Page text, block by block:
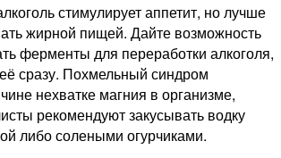
стимулирует аппетит, но лучше
жирной пищей. Дайте возможность
ферменты для переработки алкоголя,
сразу. Похмельный синдром
нехватке магния в организме,
рекомендуют закусывать водку
либо солеными огурчиками.